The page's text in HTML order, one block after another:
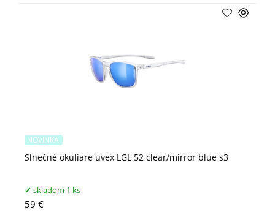
Slnečné okuliare uvex LGL 52 clear/mirror blue s3
NOVINKA
skladom 1 ks
59 €